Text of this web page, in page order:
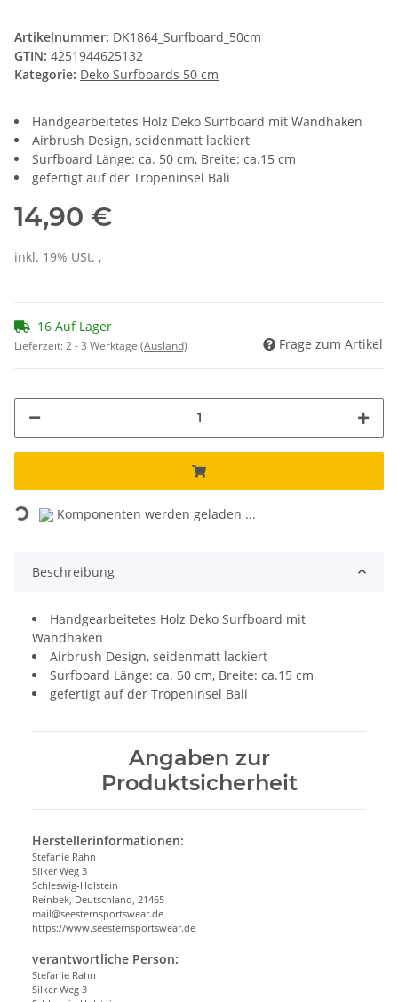
Artikelnummer: DK1864_Surfboard_50cm
GTIN: 4251944625132
Kategorie: Deko Surfboards 50 cm
Handgearbeitetes Holz Deko Surfboard mit Wandhaken
Airbrush Design, seidenmatt lackiert
Surfboard Länge: ca. 50 cm, Breite: ca.15 cm
gefertigt auf der Tropeninsel Bali
14,90 €
inkl. 19% USt. ,
16 Auf Lager
Lieferzeit:2 - 3 Werktage (Ausland) Frage zum Artikel
Komponenten werden geladen ...
Beschreibung
Handgearbeitetes Holz Deko Surfboard mit
Wandhaken
Airbrush Design, seidenmatt lackiert
Surfboard Länge: ca. 50 cm, Breite: ca.15 cm
gefertigt auf der Tropeninsel Bali
Angaben zur
Produktsicherheit
Herstellerinformationen:
Stefanie Rahn
Silker Weg 3
Schleswig-Holstein
Reinbek, Deutschland, 21465
mail@seesternsportswear.de
https://www.seesternsportswear.de
verantwortliche Person:
Stefanie Rahn
Silker Weg 3